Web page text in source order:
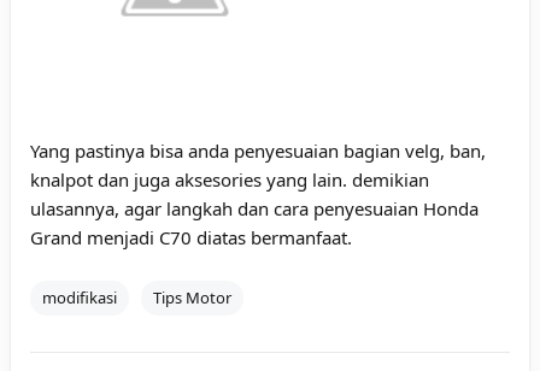
Yang pastinya bisa anda penyesuaian bagian velg, ban,
knalpot dan juga aksesories yang lain. demikian
ulasannya, agar langkah dan cara penyesuaian Honda
Grand menjadi C70 diatas bermanfaat.
modifikasi Tips Motor